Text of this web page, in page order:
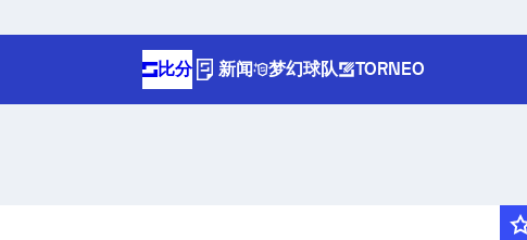
比分 新闻 梦幻球队 TORNEO